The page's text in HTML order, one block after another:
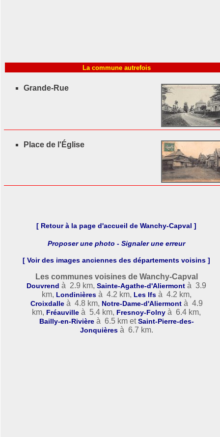
La commune autrefois
Grande-Rue
Place de l'Église
[ Retour à la page d'accueil de Wanchy-Capval ]
Proposer une photo - Signaler une erreur
[ Voir des images anciennes des départements voisins ]
Les communes voisines de Wanchy-Capval
Douvrend à 2.9 km,Sainte-Agathe-d'Aliermont à 3.9
km, Londinières à 4.2 km, Les Ifs à 4.2 km,
Croixdalle à 4.8 km, Notre-Dame-d'Aliermont à 4.9
km, Fréauville à 5.4 km, Fresnoy-Folny à 6.4 km,
Bailly-en-Rivière à 6.5 km etSaint-Pierre-des-
Jonquières à 6.7 km.